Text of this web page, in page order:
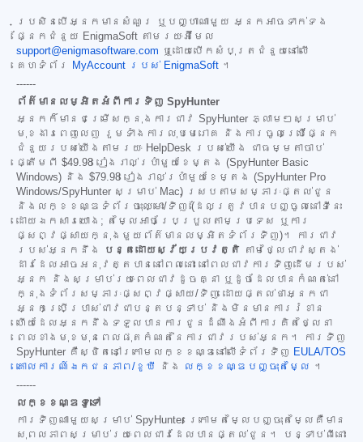
ប្រសិនបើអ្នកមានសំណួរ ឬបញ្ហាណាមួយ អ្នកអាចទាក់ទង
ផ្នែកជំនួយ EnigmaSoft តាមរយៈអ៊ីមែល
support@enigmasoftware.com ឬដោយបើកសំបុត្រជំនួយនៅលើ
គេហទំព័រ
MyAccount របស់ EnigmaSoft ។
------
ព័ត៌មានលម្អិតអំពីការទិញ SpyHunter
អ្នកក៏មានជម្រើសក្នុងការជាវ SpyHunter ភ្លាមៗសម្រាប់
មុខងារពេញលេញ រួមទាំងការលុបមេរោគ និងការចូលប្រើផ្នែក
ជំនួយរបស់យើងតាមរយៈ HelpDesk របស់យើង ជាធម្មតាចាប់
ផ្តើមពី $49.98 រៀងរាល់ប្រាំមួយខែម្តង (SpyHunter Basic
Windows) និង $79.98 រៀងរាល់ប្រាំមួយខែម្តង (SpyHunter Pro
Windows/SpyHunter សម្រាប់ Mac) ស្របតាមសម្ភារៈផ្តល់ជូន
និងលក្ខខណ្ឌទំព័រចុះឈ្មោះ/ទិញ (ដែលត្រូវបានបញ្ចូលនៅទីនេះ
ដោយឯកសារយោង; តម្លៃអាចប្រែប្រួលតាមប្រទេស ឬការ
ផ្សព្វផ្សាយក្នុងមួយព័ត៌មានលម្អិតទំព័រទិញ)។ ការជាវ
របស់អ្នកនឹង
បន្តដោយស្វ័យប្រវត្តិ តាមថ្លៃជាវស្តង់
ដារដែលអាចអនុវត្តបាននៅពេលនោះ នៅពេលជាវការទិញដើមរបស់
អ្នក និងសម្រាប់រយៈពេលជាវដូចគ្នា ឬដូចដែលបានកំណត់នៅ
ក្នុងទំព័រសម្ភារៈផ្សព្វផ្សាយ/ទិញ ដោយផ្តល់ថាអ្នកជា
អ្នកប្រើប្រាស់ជាវជាបន្តបន្ទាប់ និងមិនមានការរំខាន
ហើយដែលអ្នកនឹងទទួលបានការជូនដំណឹងអំពីការគិតថ្លៃនា
ពេលខាងមុខមុនពេលផុតកំណត់នៃការជាវរបស់អ្នក។ ការទិញ
SpyHunter គឺស្ថិតនៅក្រោមលក្ខខណ្ឌនៅលើទំព័រទិញ EULA/TOS
គោលការណ៍ឯកជនភាព/ខូឃី
និង លក្ខខណ្ឌបញ្ចុះតម្លៃ ។
------
លក្ខខណ្ឌទូទៅ
ការទិញណាមួយសម្រាប់ SpyHunter ក្រោមតម្លៃបញ្ចុះតម្លៃគឺមាន
សុពលភាពសម្រាប់រយៈពេលជាវដែលបានផ្តល់ជូន។ បន្ទាប់ពីនោះ